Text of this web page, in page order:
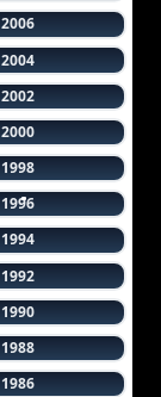
2006
2004
2002
2000
1998
1996
1994
1992
1990
1988
1986